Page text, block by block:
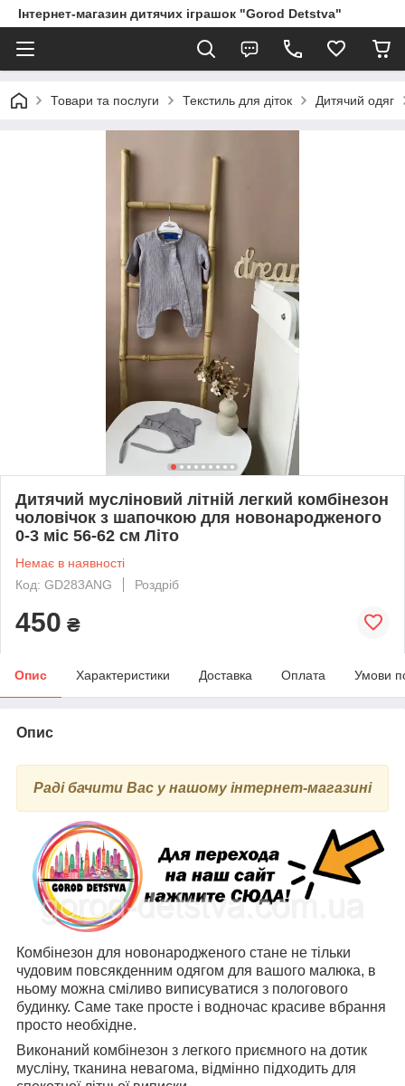
Інтернет-магазин дитячих іграшок "Gorod Detstva"
Товари та послуги Текстиль для діток Дитячий одяг
Дитячий мусліновий літній легкий комбінезон
чоловічок з шапочкою для новонародженого
0-3 міс 56-62 см Літо
Немає в наявності
Код: GD283ANG
Роздріб
450 ₴
Опис Характеристики Доставка Оплата Умови
Опис
Раді бачити Вас у нашому інтернет-магазині
Комбінезон для новонародженого стане не тільки
чудовим повсякденним одягом для вашого малюка, в
ньому можна сміливо виписуватися з пологового
будинку. Саме таке просте і водночас красиве вбрання
просто необхідне.
Виконаний комбінезон з легкого приємного на дотик
мусліну, тканина невагома, відмінно підходить для